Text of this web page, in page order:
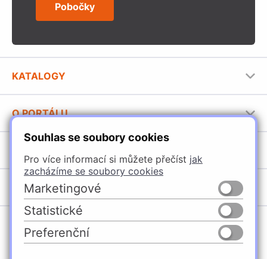
Souhlas se soubory cookies
Pro více informací si můžete přečíst jak
zacházíme se soubory cookies
Marketingové
Statistické
Preferenční
Pobočky
KATALOGY
Stavební katalog Häfele
Brožury Häfele
O PORTÁLU
Provozovatel portálu
Jak používat portál
Úchytky
Nábytkové kování
Vybavení kuchyní
Osvětlení a elektro
POBOČKY
Domašín
Vyškov